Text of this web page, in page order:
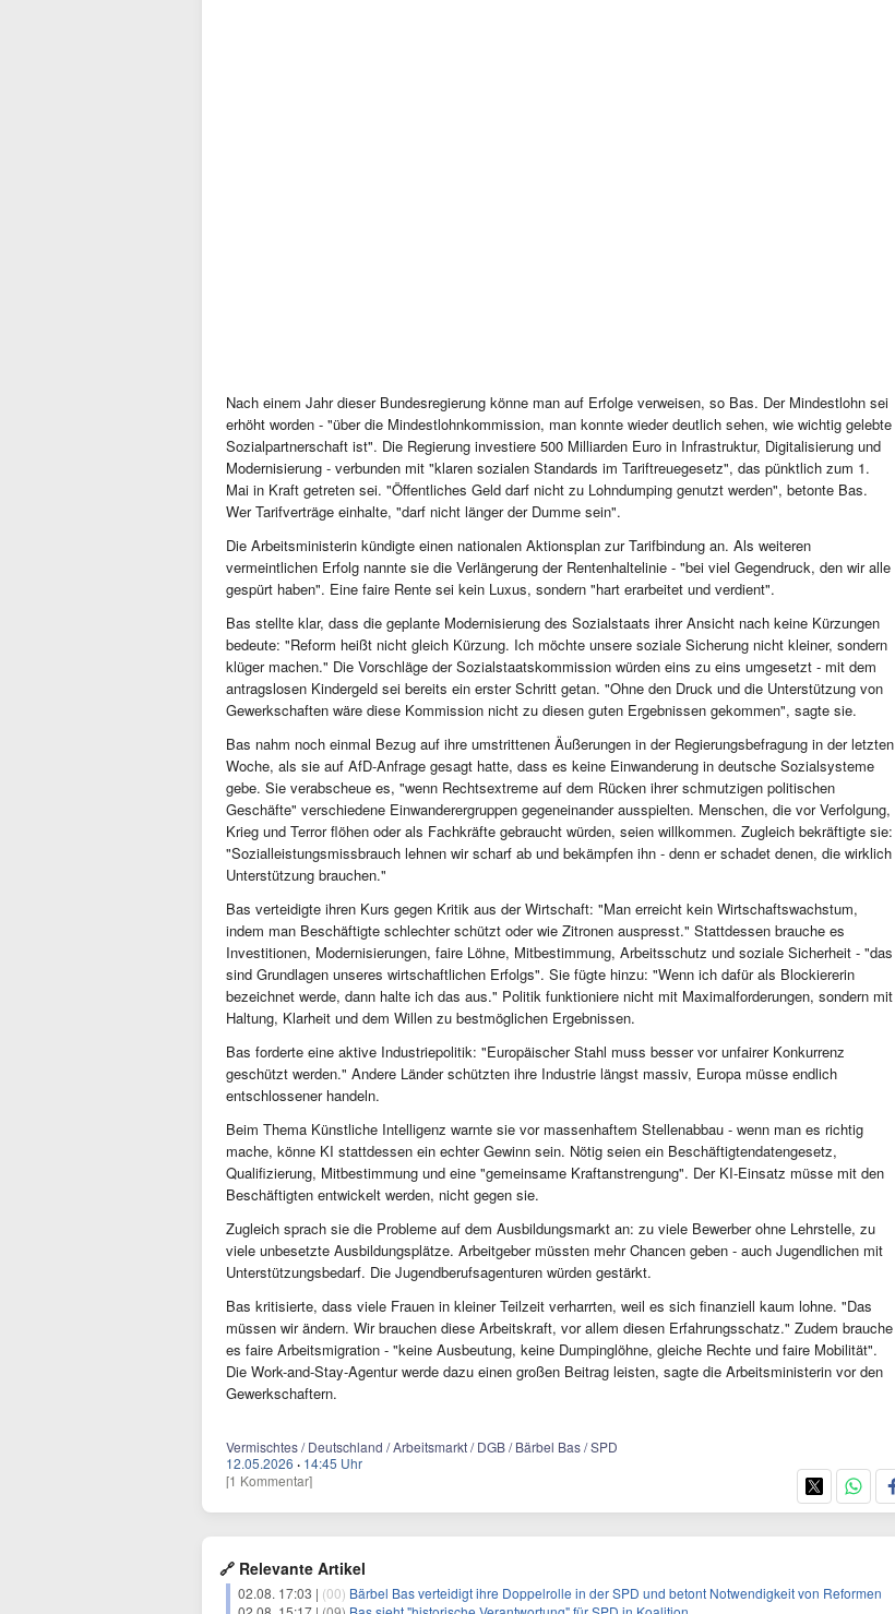
Nach einem Jahr dieser Bundesregierung könne man auf Erfolge verweisen, so Bas. Der Mindestlohn sei
erhöht worden - "über die Mindestlohnkommission, man konnte wieder deutlich sehen, wie wichtig gelebte
Sozialpartnerschaft ist". Die Regierung investiere 500 Milliarden Euro in Infrastruktur, Digitalisierung und
Modernisierung - verbunden mit "klaren sozialen Standards im Tariftreuegesetz", das pünktlich zum 1.
Mai in Kraft getreten sei. "Öffentliches Geld darf nicht zu Lohndumping genutzt werden", betonte Bas.
Wer Tarifverträge einhalte, "darf nicht länger der Dumme sein".
Die Arbeitsministerin kündigte einen nationalen Aktionsplan zur Tarifbindung an. Als weiteren
vermeintlichen Erfolg nannte sie die Verlängerung der Rentenhaltelinie - "bei viel Gegendruck, den wir alle
gespürt haben". Eine faire Rente sei kein Luxus, sondern "hart erarbeitet und verdient".
Bas stellte klar, dass die geplante Modernisierung des Sozialstaats ihrer Ansicht nach keine Kürzungen
bedeute: "Reform heißt nicht gleich Kürzung. Ich möchte unsere soziale Sicherung nicht kleiner, sondern
klüger machen." Die Vorschläge der Sozialstaatskommission würden eins zu eins umgesetzt - mit dem
antragslosen Kindergeld sei bereits ein erster Schritt getan. "Ohne den Druck und die Unterstützung von
Gewerkschaften wäre diese Kommission nicht zu diesen guten Ergebnissen gekommen", sagte sie.
Bas nahm noch einmal Bezug auf ihre umstrittenen Äußerungen in der Regierungsbefragung in der letzten
Woche, als sie auf AfD-Anfrage gesagt hatte, dass es keine Einwanderung in deutsche Sozialsysteme
gebe. Sie verabscheue es, "wenn Rechtsextreme auf dem Rücken ihrer schmutzigen politischen
Geschäfte" verschiedene Einwanderergruppen gegeneinander ausspielten. Menschen, die vor Verfolgung,
Krieg und Terror flöhen oder als Fachkräfte gebraucht würden, seien willkommen. Zugleich bekräftigte sie:
"Sozialleistungsmissbrauch lehnen wir scharf ab und bekämpfen ihn - denn er schadet denen, die wirklich
Unterstützung brauchen."
Bas verteidigte ihren Kurs gegen Kritik aus der Wirtschaft: "Man erreicht kein Wirtschaftswachstum,
indem man Beschäftigte schlechter schützt oder wie Zitronen auspresst." Stattdessen brauche es
Investitionen, Modernisierungen, faire Löhne, Mitbestimmung, Arbeitsschutz und soziale Sicherheit - "das
sind Grundlagen unseres wirtschaftlichen Erfolgs". Sie fügte hinzu: "Wenn ich dafür als Blockiererin
bezeichnet werde, dann halte ich das aus." Politik funktioniere nicht mit Maximalforderungen, sondern mit
Haltung, Klarheit und dem Willen zu bestmöglichen Ergebnissen.
Bas forderte eine aktive Industriepolitik: "Europäischer Stahl muss besser vor unfairer Konkurrenz
geschützt werden." Andere Länder schützten ihre Industrie längst massiv, Europa müsse endlich
entschlossener handeln.
Beim Thema Künstliche Intelligenz warnte sie vor massenhaftem Stellenabbau - wenn man es richtig
mache, könne KI stattdessen ein echter Gewinn sein. Nötig seien ein Beschäftigtendatengesetz,
Qualifizierung, Mitbestimmung und eine "gemeinsame Kraftanstrengung". Der KI-Einsatz müsse mit den
Beschäftigten entwickelt werden, nicht gegen sie.
Zugleich sprach sie die Probleme auf dem Ausbildungsmarkt an: zu viele Bewerber ohne Lehrstelle, zu
viele unbesetzte Ausbildungsplätze. Arbeitgeber müssten mehr Chancen geben - auch Jugendlichen mit
Unterstützungsbedarf. Die Jugendberufsagenturen würden gestärkt.
Bas kritisierte, dass viele Frauen in kleiner Teilzeit verharrten, weil es sich finanziell kaum lohne. "Das
müssen wir ändern. Wir brauchen diese Arbeitskraft, vor allem diesen Erfahrungsschatz." Zudem brauche
es faire Arbeitsmigration - "keine Ausbeutung, keine Dumpinglöhne, gleiche Rechte und faire Mobilität".
Die Work-and-Stay-Agentur werde dazu einen großen Beitrag leisten, sagte die Arbeitsministerin vor den
Gewerkschaftern.
Vermischtes / Deutschland / Arbeitsmarkt / DGB / Bärbel Bas / SPD
12.05.2026 · 14:45 Uhr
[1 Kommentar]
🔗 Relevante Artikel
02.08. 17:03 | (00) Bärbel Bas verteidigt ihre Doppelrolle in der SPD und betont Notwendigkeit von Reformen